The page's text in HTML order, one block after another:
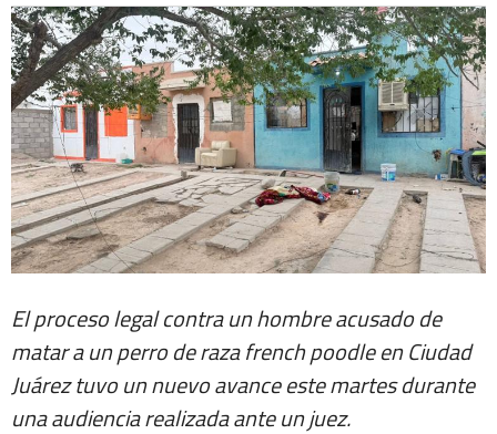
Extra +
El proceso legal contra un hombre acusado de
matar a un perro de raza french poodle en Ciudad
Juárez tuvo un nuevo avance este martes durante
una audiencia realizada ante un juez.